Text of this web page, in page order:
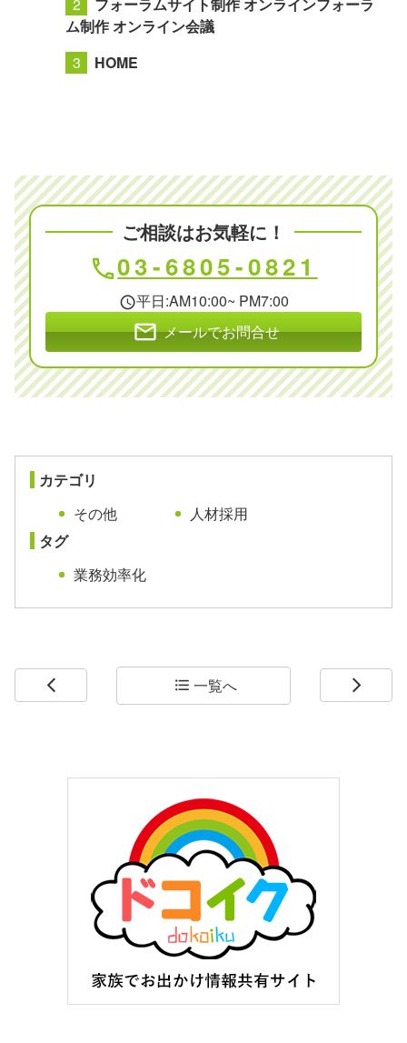
ム制作 オンライン会議
HOME
ご相談はお気軽に！
phone03-6805-0821
schedule平日:AM10:00~ PM7:00
mail メールでお問合せ
カテゴリ
その他
人材採用
タグ
業務効率化
arrow_back_ios format_list_bulleted 一覧へ arrow_forward_ios